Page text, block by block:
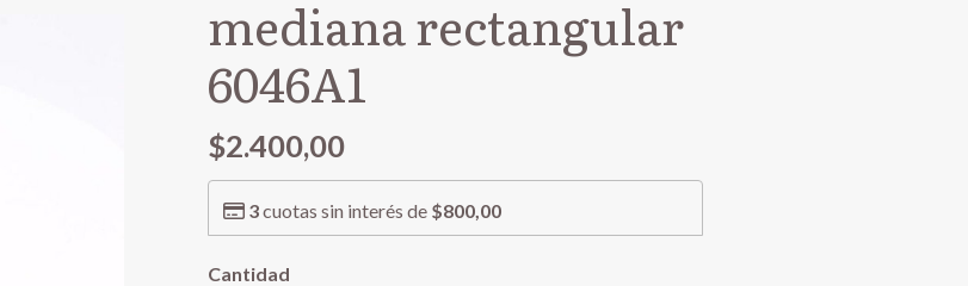
mediana rectangular
6046A1
$2.400,00
3cuotas sin interés de $800,00
Cantidad